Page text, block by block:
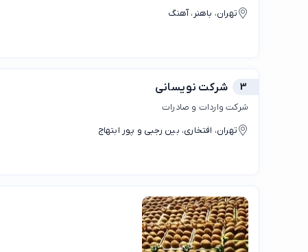
تهران، باهنر، آهنگ
3 شرکت نویسانی
شرکت واردات و صادرات
تهران، افتخاری، بین رجبی و پور ابتهاج